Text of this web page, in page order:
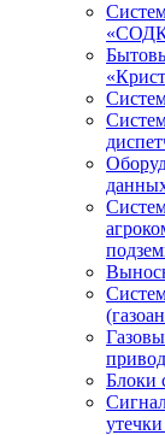
Блоки
утечки